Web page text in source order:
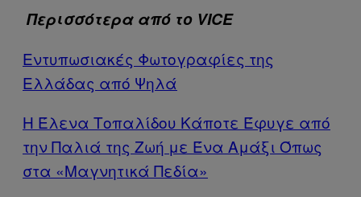
Περισσότερα από το VICE
Εντυπωσιακές Φωτογραφίες της
Ελλάδας από Ψηλά
Η Έλενα Τοπαλίδου Κάποτε Έφυγε από
την Παλιά της Ζωή με Ένα Αμάξι Όπως
στα «Μαγνητικά Πεδία»